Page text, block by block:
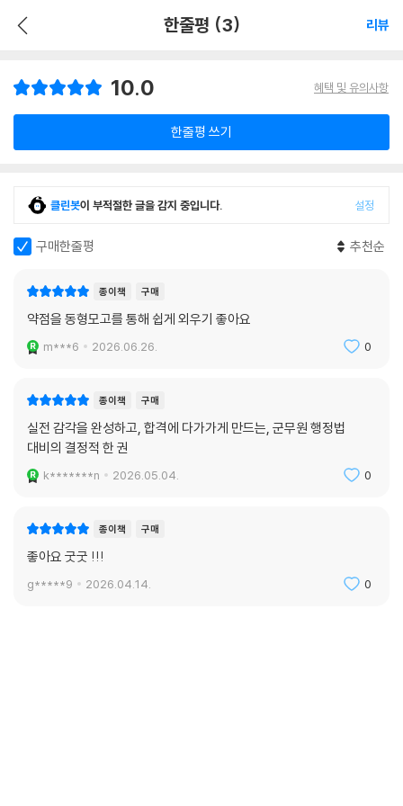
한줄평 (3) 리뷰
10.0 혜택 및 유의사항
한줄평 쓰기
클린봇이 부적절한 글을 감지 중입니다. 설정
구매한줄평 추천순
종이책 구매
약점을 동형모고를 통해 쉽게 외우기 좋아요
m***6 2026.06.26. 0
종이책 구매
실전 감각을 완성하고, 합격에 다가가게 만드는, 군무원 행정법
대비의 결정적 한 권
k*******n 2026.05.04. 0
종이책 구매
좋아요 굿굿 !!!
g*****9 2026.04.14. 0